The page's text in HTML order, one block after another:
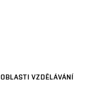
OBLASTI VZDĚLÁVÁNÍ